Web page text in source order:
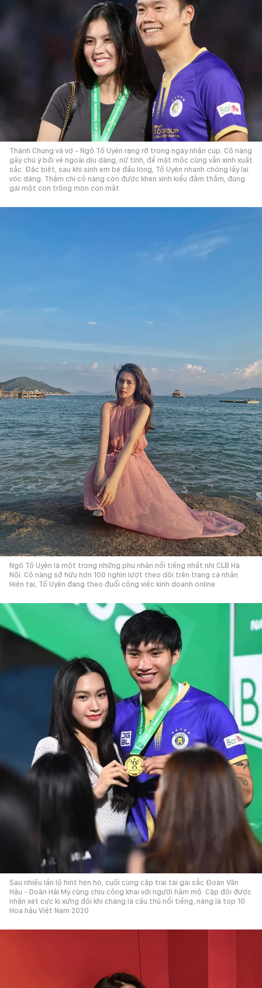
Thành Chung và vợ - Ngô Tố Uyên rạng rỡ trong ngày nhận cúp. Cô nàng
gây chú ý bởi vẻ ngoài dịu dàng, nữ tính, để mặt mộc cũng vẫn xinh xuất
sắc. Đặc biệt, sau khi sinh em bé đầu lòng, Tố Uyên nhanh chóng lấy lại
vóc dáng. Thậm chí cô nàng còn được khen xinh kiểu đằm thắm, đúng
gái một con trông mòn con mắt
Ngô Tố Uyên là một trong những phu nhân nổi tiếng nhất nhì CLB Hà
Nội. Cô nàng sở hữu hơn 100 nghìn lượt theo dõi trên trang cá nhân.
Hiện tại, Tố Uyên đang theo đuổi công việc kinh doanh online
Sau nhiều lần lộ hint hẹn hò, cuối cùng cặp trai tài gái sắc Đoàn Văn
Hậu - Doãn Hải My cũng chịu công khai với người hâm mộ. Cặp đôi được
nhận xét cực kì xứng đôi khi chàng là cầu thủ nổi tiếng, nàng là top 10
Hoa hậu Việt Nam 2020